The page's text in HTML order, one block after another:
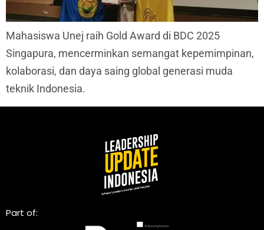
Mahasiswa Unej raih Gold Award di BDC 2025
Singapura, mencerminkan semangat kepemimpinan,
kolaborasi, dan daya saing global generasi muda
teknik Indonesia.
Part of: